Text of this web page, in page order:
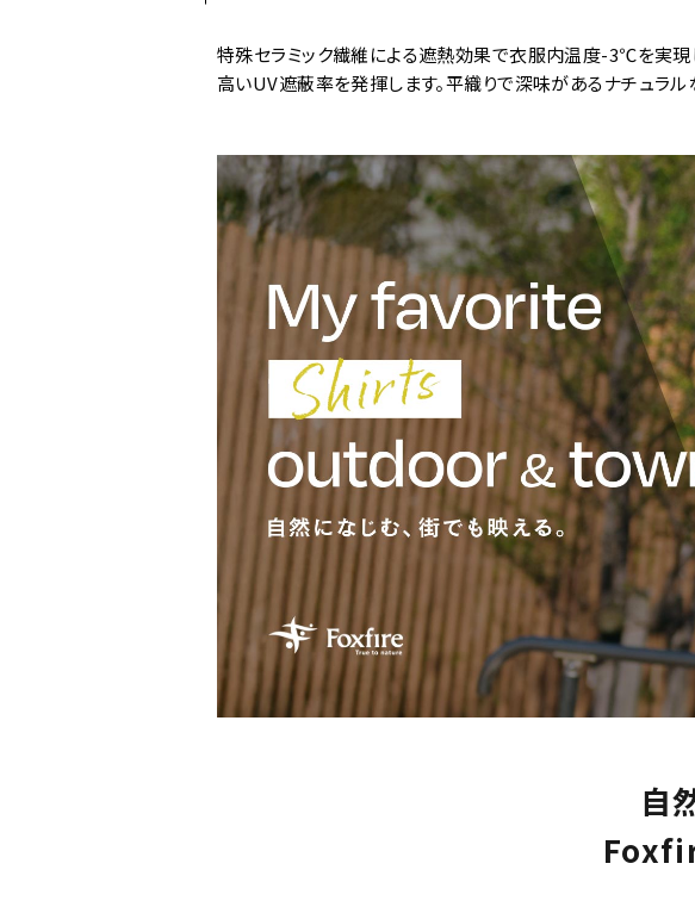
特殊セラミック繊維による遮熱効果で衣服内温度-3℃を実現
高いUV遮蔽率を発揮します。平織りで深味があるナチュラル
自